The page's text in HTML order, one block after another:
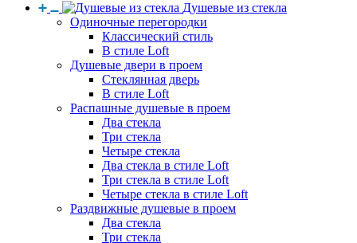
Душевые из стекла
Одиночные перегородки
Классический стиль
В стиле Loft
Душевые двери в проем
Стеклянная дверь
В стиле Loft
Распашные душевые в проем
Два стекла
Три стекла
Четыре стекла
Два стекла в стиле Loft
Три стекла в стиле Loft
Четыре стекла в стиле Loft
Раздвижные душевые в проем
Два стекла
Три стекла